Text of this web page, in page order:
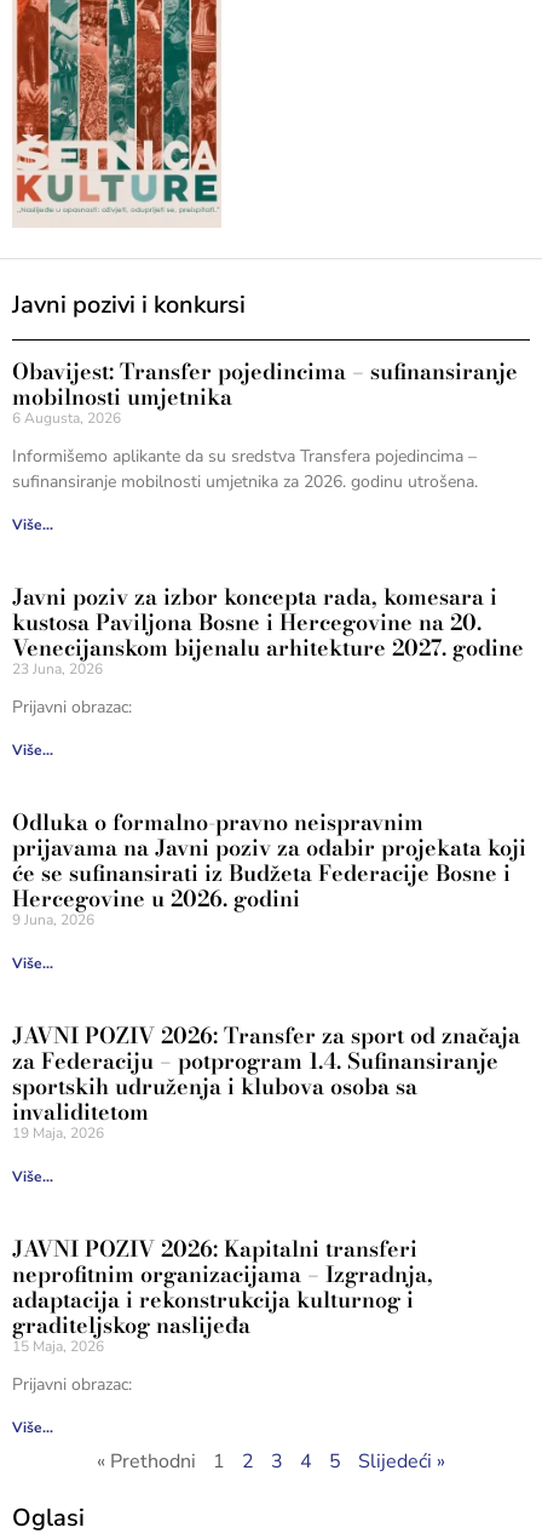
Javni pozivi i konkursi
Obavijest: Transfer pojedincima – sufinansiranje
mobilnosti umjetnika
6 Augusta, 2026
Informišemo aplikante da su sredstva Transfera pojedincima –
sufinansiranje mobilnosti umjetnika za 2026. godinu utrošena.
Više...
Javni poziv za izbor koncepta rada, komesara i
kustosa Paviljona Bosne i Hercegovine na 20.
Venecijanskom bijenalu arhitekture 2027. godine
23 Juna, 2026
Prijavni obrazac:
Više...
Odluka o formalno-pravno neispravnim
prijavama na Javni poziv za odabir projekata koji
će se sufinansirati iz Budžeta Federacije Bosne i
Hercegovine u 2026. godini
9 Juna, 2026
Više...
JAVNI POZIV 2026: Transfer za sport od značaja
za Federaciju – potprogram 1.4. Sufinansiranje
sportskih udruženja i klubova osoba sa
invaliditetom
19 Maja, 2026
Više...
JAVNI POZIV 2026: Kapitalni transferi
neprofitnim organizacijama – Izgradnja,
adaptacija i rekonstrukcija kulturnog i
graditeljskog naslijeđa
15 Maja, 2026
Prijavni obrazac:
Više...
« Prethodni 1 2 3 4 5 Slijedeći »
Oglasi